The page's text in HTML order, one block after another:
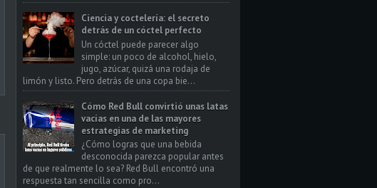
Ciencia y coctelería: el secreto
detrás de un cóctel perfecto
Un cóctel puede parecer algo
simple: un poco de alcohol, hielo,
jugo, azúcar, quizá una rodaja de
limón y listo. Pero detrás de una copa bie...
Cómo Red Bull convirtió unas latas
vacías en una de las mayores
estrategias de marketing
¿Cómo logras que una bebida
desconocida parezca popular antes
de que realmente lo sea? Red Bull encontró una
respuesta tan sencilla como pro...